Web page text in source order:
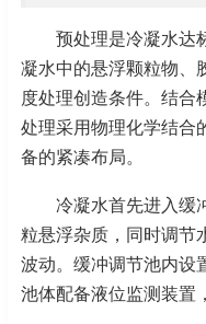
预处理是冷凝水达
凝水中的悬浮颗粒物、
度处理创造条件。结合
处理采用物理化学结合
备的紧凑布局。
冷凝水首先进入缓
粒悬浮杂质，同时调节
波动。缓冲调节池内设
池体配备液位监测装置